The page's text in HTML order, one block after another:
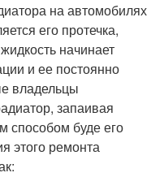
на автомобилях
его протечка,
начинает
и ее постоянно
владельцы
запаивая
буде его
этого ремонта